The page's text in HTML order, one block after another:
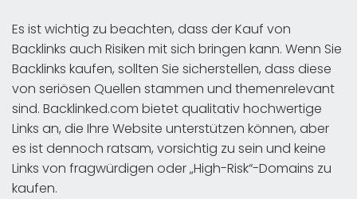
Es ist wichtig zu beachten, dass der Kauf von
Backlinks auch Risiken mit sich bringen kann. Wenn Sie
Backlinks kaufen, sollten Sie sicherstellen, dass diese
von seriösen Quellen stammen und themenrelevant
sind. Backlinked.com bietet qualitativ hochwertige
Links an, die Ihre Website unterstützen können, aber
es ist dennoch ratsam, vorsichtig zu sein und keine
Links von fragwürdigen oder „High-Risk“-Domains zu
kaufen.